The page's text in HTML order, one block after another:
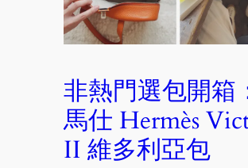
非熱門選包開箱
馬仕 Hermès
II 維多利亞包